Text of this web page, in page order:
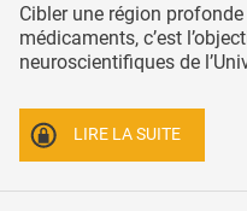
Cibler une région
médicaments, c’est
neuroscientifiques de
LIRE LA SUITE